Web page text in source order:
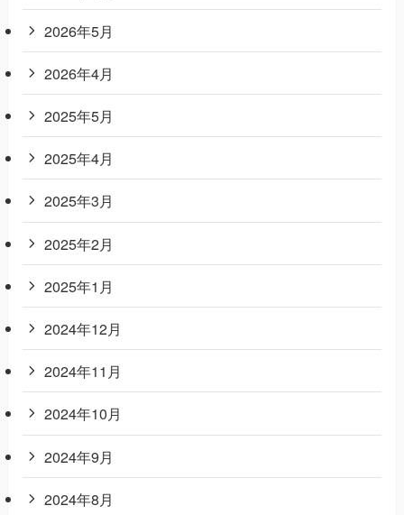
2026年5月
2026年4月
2025年5月
2025年4月
2025年3月
2025年2月
2025年1月
2024年12月
2024年11月
2024年10月
2024年9月
2024年8月